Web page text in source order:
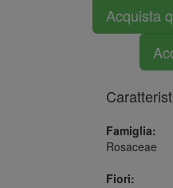
Acquista
Famiglia:
Rosaceae
Fiori: